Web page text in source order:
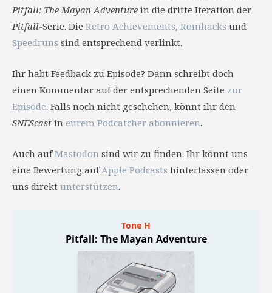
Pitfall: The Mayan Adventure in die dritte Iteration der
Pitfall-Serie. Die Retro Achievements, Romhacks und
Speedruns sind entsprechend verlinkt.
Ihr habt Feedback zu Episode? Dann schreibt doch
einen Kommentar auf der entsprechenden Seite zur
Episode. Falls noch nicht geschehen, könnt ihr den
SNEScast in eurem Podcatcher abonnieren.
Auch aufMastodon sind wir zu finden. Ihr könnt uns
eine Bewertung aufApple Podcasts hinterlassen oder
uns direkt unterstützen.